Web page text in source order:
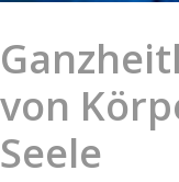
von
Seele